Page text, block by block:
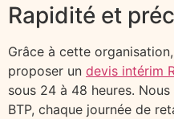
Rapidité et
Grâce à cette
proposer un devis intérim
sous 24 à 48 heures.
BTP, chaque journée de